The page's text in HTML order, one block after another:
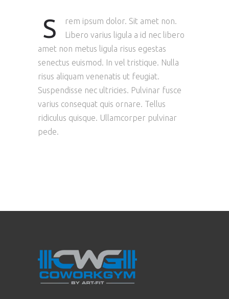
S
rem ipsum dolor. Sit amet non.
Libero varius ligula a id nec libero
amet non metus ligula risus egestas
senectus euismod. In vel tristique. Nulla
risus aliquam venenatis ut feugiat.
Suspendisse nec ultricies. Pulvinar fusce
varius consequat quis ornare. Tellus
ridiculus quisque. Ullamcorper pulvinar
pede.